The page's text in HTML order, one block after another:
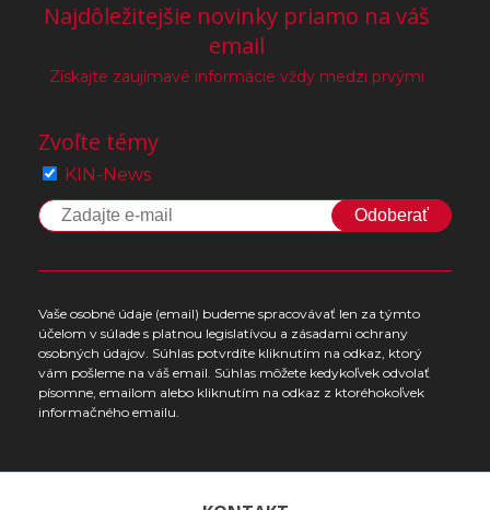
Najdôležitejšie novinky priamo na váš
email
Získajte zaujímavé informácie vždy medzi prvými
Zvoľte témy
KIN-News
Odoberať
Vaše osobné údaje (email) budeme spracovávať len za týmto
účelom v súlade s platnou legislatívou a zásadami ochrany
osobných údajov. Súhlas potvrdíte kliknutím na odkaz, ktorý
vám pošleme na váš email. Súhlas môžete kedykoľvek odvolať
písomne, emailom alebo kliknutím na odkaz z ktoréhokoľvek
informačného emailu.